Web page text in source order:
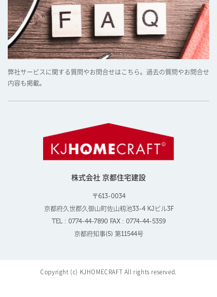
弊社サービスに関する質問やお問合せはこちら。過去の質問やお問合せ
内容も掲載。
株式会社 京都住宅建設
〒613-0034
京都府久世郡久御山町佐山籾池33-4 KJビル3F
TEL : 0774-44-7890 FAX : 0774-44-5359
京都府知事(5) 第11544号
Copyright (c) KJHOMECRAFT All rights reserved.